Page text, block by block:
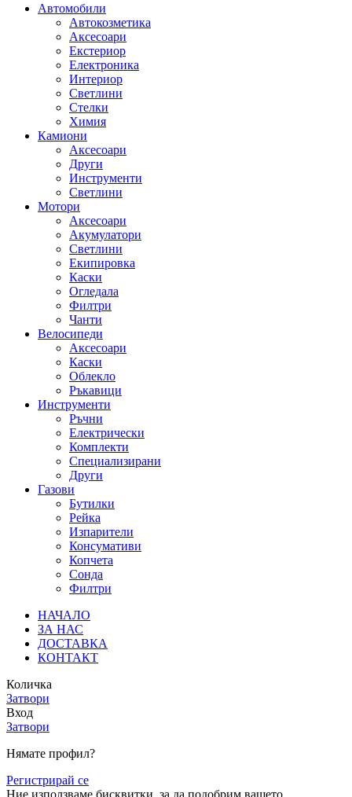
Автомобили
Автокозметика
Аксесоари
Екстериор
Електроника
Интериор
Светлини
Стелки
Химия
Камиони
Аксесоари
Други
Инструменти
Светлини
Мотори
Аксесоари
Акумулатори
Светлини
Екипировка
Каски
Огледала
Филтри
Чанти
Велосипеди
Аксесоари
Каски
Облекло
Ръкавици
Инструменти
Ръчни
Електрически
Комплекти
Специализирани
Други
Газови
Бутилки
Рейка
Изпарители
Консумативи
Копчета
Сонда
Филтри
НАЧАЛО
ЗА НАС
ДОСТАВКА
КОНТАКТ
Количка
Затвори
Вход
Затвори
Нямате профил?
Регистрирай се
Ние използваме бисквитки, за да подобрим вашето